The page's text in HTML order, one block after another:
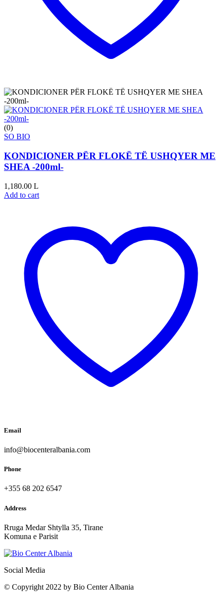
(0)
SO BIO
KONDICIONER PËR FLOKË TË USHQYER ME
SHEA -200ml-
1,180.00 L
Add to cart
Email
info@biocenteralbania.com
Phone
+355 68 202 6547
Address
Rruga Medar Shtylla 35, Tirane
Komuna e Parisit
Social Media
© Copyright 2022 by Bio Center Albania